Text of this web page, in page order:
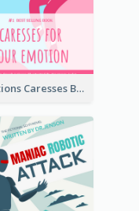
Emotions Caresses Book Cover